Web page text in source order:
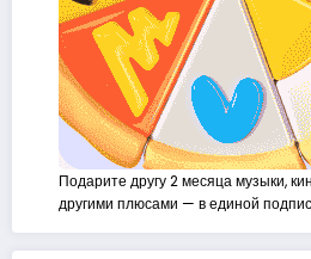
Подарите другу 2 месяца музыки,
другими плюсами — в единой